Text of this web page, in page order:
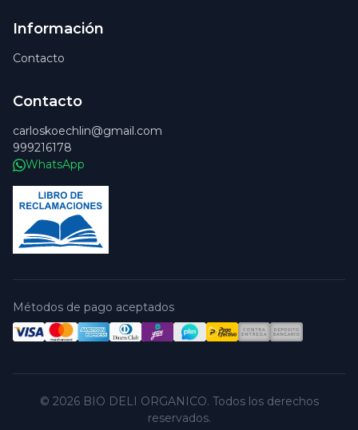
Información
Contacto
Contacto
carloskoechlin@gmail.com
999216178
WhatsApp
Métodos de pago aceptados
© 2026 BIO DELI ORGANICO. Todos los derechos
reservados.